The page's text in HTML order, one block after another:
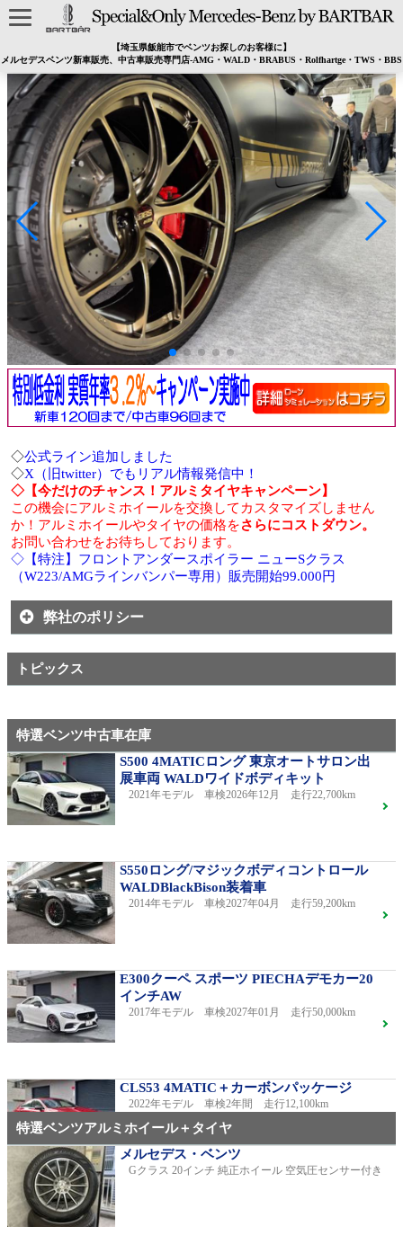
【埼玉県飯能市でベンツお探しのお客様に】
メルセデスベンツ新車販売、中古車販売専門店-AMG・WALD・BRABUS・Rolfhartge・TWS・BBS
◇公式ライン追加しました
◇X（旧twitter）でもリアル情報発信中！
◇【今だけのチャンス！アルミタイヤキャンペーン】
この機会にアルミホイールを交換してカスタマイズしません
か！アルミホイールやタイヤの価格をさらにコストダウン。
お問い合わせをお待ちしております。
◇【特注】フロントアンダースポイラー ニューSクラス
（W223/AMGラインバンパー専用）販売開始99.000円
弊社のポリシー
トピックス
特選ベンツ中古車在庫
S500 4MATICロング 東京オートサロン出
展車両 WALDワイドボディキット
2021年モデル 車検2026年12月 走行22,700km
S550ロング/マジックボディコントロール
WALDBlackBison装着車
2014年モデル 車検2027年04月 走行59,200km
E300クーペ スポーツ PIECHAデモカー20
インチAW
2017年モデル 車検2027年01月 走行50,000km
CLS53 4MATIC＋カーボンパッケージ
2022年モデル 車検2年間 走行12,100km
特選ベンツアルミホイール＋タイヤ
メルセデス・ベンツ
Gクラス 20インチ 純正ホイール 空気圧センサー付き